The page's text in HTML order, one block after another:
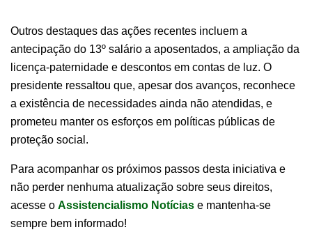
Outros destaques das ações recentes incluem a
antecipação do 13º salário a aposentados, a ampliação da
licença-paternidade e descontos em contas de luz. O
presidente ressaltou que, apesar dos avanços, reconhece
a existência de necessidades ainda não atendidas, e
prometeu manter os esforços em políticas públicas de
proteção social.
Para acompanhar os próximos passos desta iniciativa e
não perder nenhuma atualização sobre seus direitos,
acesse o Assistencialismo Notícias e mantenha-se
sempre bem informado!